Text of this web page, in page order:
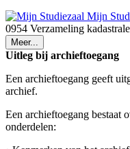
Mijn
0954 Verzameling
Meer...
Uitleg bij archieftoegang
Een archieftoegang geeft
archief.
Een archieftoegang bestaat
onderdelen: